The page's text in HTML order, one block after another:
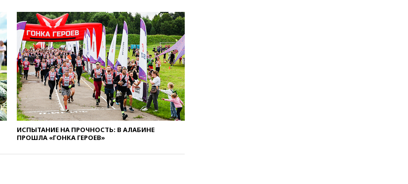
олимпиады для поступления в
вузы
вчера, 20:15Минтранс
предложил оплачивать
защиту дорог от БПЛА из
средств на ремонт
вчера, 20:00Зеленский 8
августа посетит Сербию с
официальным визитом
вчера, 19:58В Госдуму будет
внесен законопроект об
отмене ЕГЭ
Ярославля приостановили
ИСПЫТАНИЕ НА ПРОЧНОСТЬ: В АЛАБИНЕ
ПРОШЛА «ГОНКА ГЕРОЕВ»